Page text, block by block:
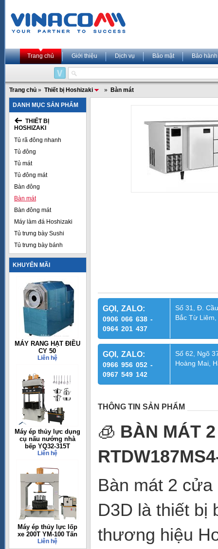
Trang chủ Giới thiệu Dịch vụ Bảo mật Bảo hành
Trang chủ » Thiết bị Hoshizaki » Bàn mát
DANH MỤC SẢN PHẨM
THIẾT BỊ
HOSHIZAKI
Tủ rã đông nhanh
Tủ đông
Tủ mát
Tủ đông mát
Bàn đông
Bàn mát
Bàn đông mát
Máy làm đá Hoshizaki
Tủ trưng bày Sushi
Tủ trưng bày bánh
KHUYẾN MÃI
MÁY RANG HẠT ĐIỀU
CY 50
Liên hệ
Máy ép thủy lực dụng
cụ nấu nướng nhà
bếp YQ32-315T
Liên hệ
Máy ép thủy lực lốp
xe 200T YM-100 Tấn
Liên hệ
GỌI, ZALO:
0906 066 638 -
0964 201 437
Số 31, Đ.
Bắc Từ
GỌI, ZALO:
0966 956 052 -
0967 549 142
Số 62, Ngõ
Hoàng Mai,
THÔNG TIN SẢN PHẨM
🧊 BÀN MÁT
Bàn mát 2
D3D là thiết bị
thương hiệu